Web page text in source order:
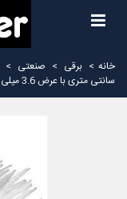
خانه > برقی > صنعتی >
سانتی متری با عرض 3.6 میلی متر